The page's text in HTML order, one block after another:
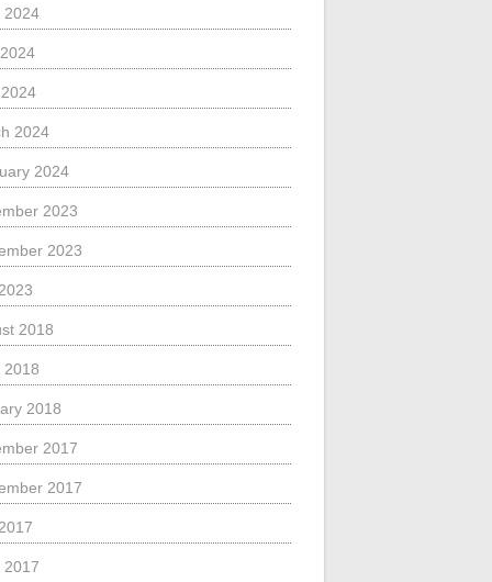
2024
2024
2024
2023
2023
2018
2018
2018
2017
2017
2017